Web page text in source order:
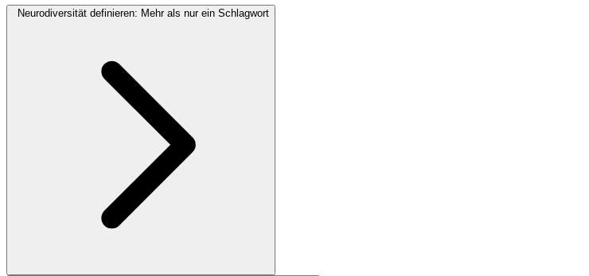
Neurodiversität definieren: Mehr als nur ein Schlagwort